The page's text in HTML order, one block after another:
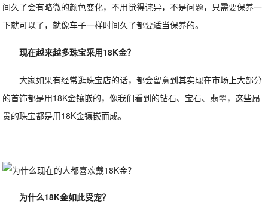
间久了会有略微的颜色变化，不用觉得诧异，不是问题，只需要保养一
下就可以了，就像车子一样时间久了都要适当保养的。
现在越来越多珠宝采用18K金？
大家如果有经常逛珠宝店的话，都会留意到其实现在市场上大部分
的首饰都是用18K金镶嵌的，像我们看到的钻石、宝石、翡翠，这些昂
贵的珠宝都是用18K金镶嵌而成。
为什么18K金如此受宠？